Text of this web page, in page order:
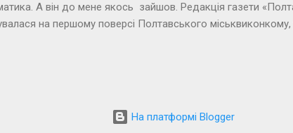
А він до мене якось зайшов. Редакція газети
на першому поверсі Полтавського міськвиконкому,
зайшов у мій кабінет швидко, навально. У пам’яті
меня в журнале «Крокодил»? - Нет, я оклеветал вас в
бліц-діалог. Федір Трохимович зразу ж пішов. Приходив
На платформі Blogger